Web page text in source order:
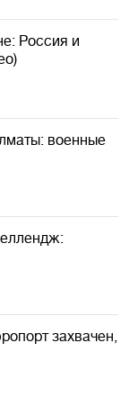
Россия и
военные
захвачен,